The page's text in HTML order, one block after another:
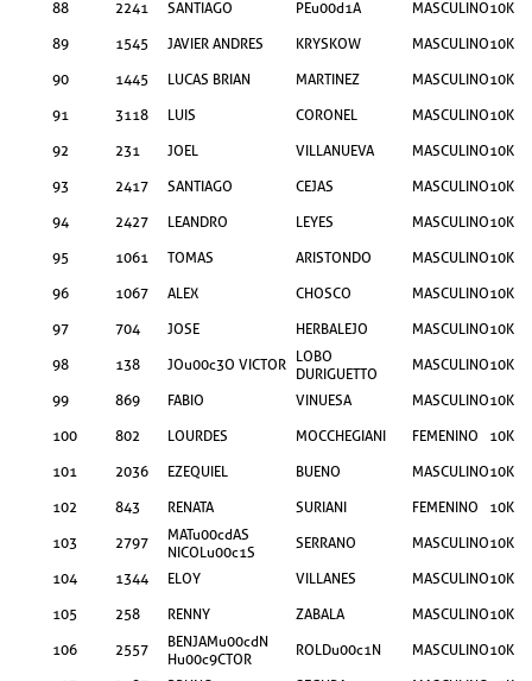
88 2241 SANTIAGO PEu00d1A MASCULINO10KM
89
1545 JAVIER ANDRES KRYSKOW MASCULINO10KM
90
1445 LUCAS BRIAN MARTINEZ MASCULINO10KM
91
3118 LUIS CORONEL MASCULINO10KM
92
231 JOEL VILLANUEVA MASCULINO10KM
93
2417 SANTIAGO CEJAS MASCULINO10KM
94
2427 LEANDRO LEYES MASCULINO10KM
95
1061 TOMAS ARISTONDO MASCULINO10KM
96
1067 ALEX CHOSCO MASCULINO10KM
97
704 JOSE HERBALEJO MASCULINO10KM
98
138 JOu00c3O VICTOR LOBO
DURIGUETTO
MASCULINO10KM
99
869 FABIO VINUESA MASCULINO10KM
100
802 LOURDES MOCCHEGIANI FEMENINO
10KM
101
2036 EZEQUIEL BUENO MASCULINO10KM
102
843 RENATA SURIANI FEMENINO
10KM
103
2797
MATu00cdAS
NICOLu00c1S
SERRANO MASCULINO10KM
104
1344 ELOY VILLANES MASCULINO10KM
105
258 RENNY ZABALA MASCULINO10KM
106
2557
BENJAMu00cdN
Hu00c9CTOR
ROLDu00c1N MASCULINO10KM